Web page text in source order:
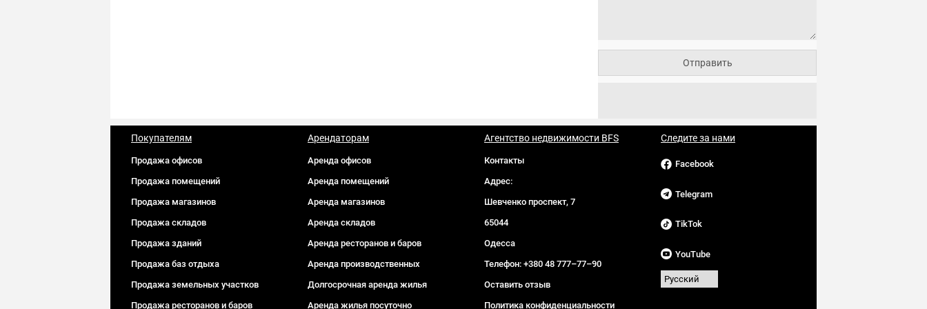
Покупателям
Продажа офисов
Продажа помещений
Продажа магазинов
Продажа складов
Продажа зданий
Продажа баз отдыха
Продажа земельных участков
Продажа ресторанов и баров
Арендаторам
Аренда офисов
Аренда помещений
Аренда магазинов
Аренда складов
Аренда ресторанов и баров
Аренда производственных
Долгосрочная аренда жилья
Аренда жилья посуточно
Агентство недвижимости BFS
Контакты
Адрес:
Шевченко проспект, 7
65044
Одесса
Телефон: +380 48 777–77–90
Оставить отзыв
Политика конфиденциальности
Следите за нами
Facebook
Telegram
TikTok
YouTube